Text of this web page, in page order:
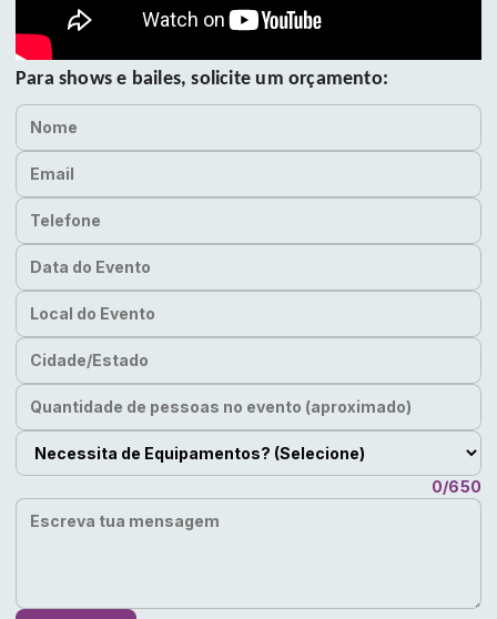
Para shows e bailes, solicite um orçamento:
Nome
Email
Telefone
Data do Evento
Local do Evento
Cidade/Estado
Quantidade de pessoas no evento (aproximado)
Necessita de Equipamentos?
0/650